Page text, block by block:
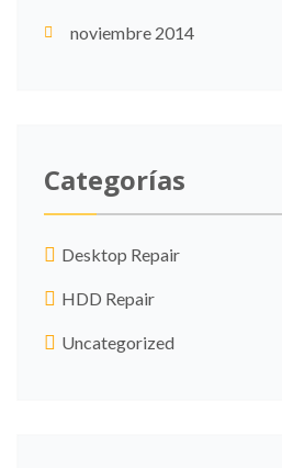
noviembre 2014
Categorías
Desktop Repair
HDD Repair
Uncategorized